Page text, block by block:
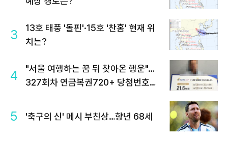
3
13호 태풍 '돌핀'·15호 '찬홈' 현재 위
치는?
4
"서울 여행하는 꿈 뒤 찾아온 행운"…
327회차 연금복권720+ 당첨번호조
5 '축구의 신' 메시 부친상…향년 68세